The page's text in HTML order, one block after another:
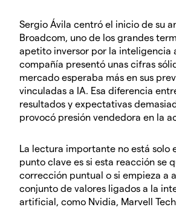
Sergio Ávila centró el inicio de su
Broadcom, uno de los grandes
apetito inversor por la inteligencia
compañía presentó unas cifras
mercado esperaba más en sus
vinculadas a IA. Esa diferencia
resultados y expectativas
provocó presión vendedora en la
La lectura importante no está solo
punto clave es si esta reacción se
corrección puntual o si empieza a
conjunto de valores ligados a la
artificial, como Nvidia, Marvell